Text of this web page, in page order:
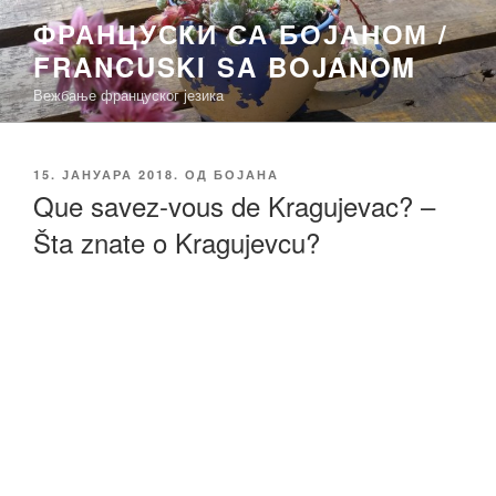
Скочи
на
садржај
ФРАНЦУСКИ СА БОЈАНОМ /
FRANCUSKI SA BOJANOM
Вежбање француског језика
ОБЈАВЉЕНО
15. ЈАНУАРА 2018. ОД БОЈАНА
Que savez-vous de Kragujevac? –
Šta znate o Kragujevcu?